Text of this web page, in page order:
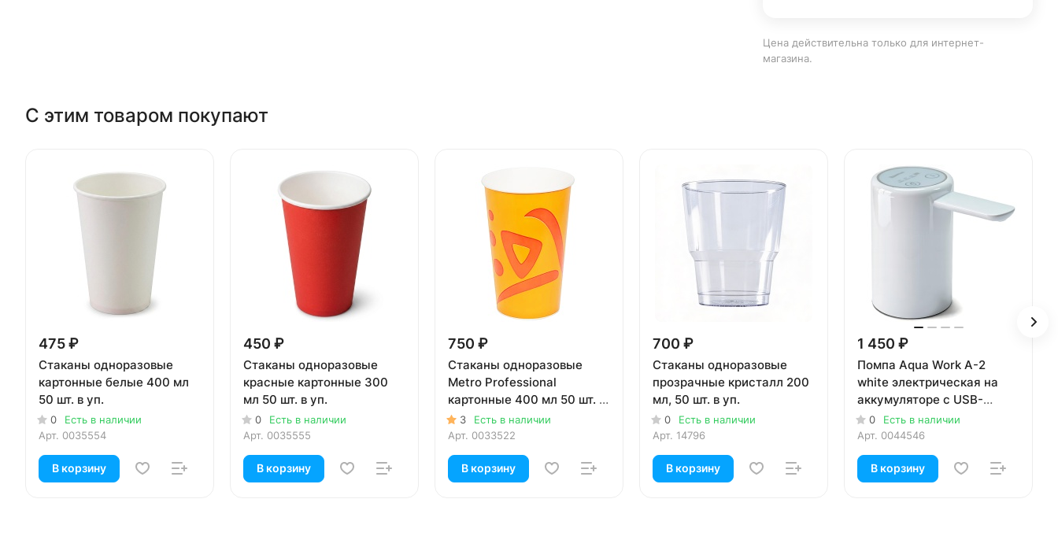
Цена действительна только для интернет-
магазина.
С этим товаром покупают
475 ₽
Стаканы одноразовые
картонные белые 400 мл
50 шт. в уп.
0
Есть в наличии
Арт. 0035554
В корзину
450 ₽
Стаканы одноразовые
красные картонные 300
мл 50 шт. в уп.
0
Есть в наличии
Арт. 0035555
В корзину
750 ₽
Стаканы одноразовые
Metro Professional
картонные 400 мл 50 шт. в
уп.
3
Есть в наличии
Арт. 0033522
В корзину
700 ₽
Стаканы одноразовые
прозрачные кристалл 200
мл, 50 шт. в уп.
0
Есть в наличии
Арт. 14796
В корзину
1 450 ₽
Помпа Aqua Work A-2
white электрическая на
аккумуляторе с USB-
адаптером для 19л
бутылей (в коробке)
0
Есть в наличии
Арт. 0044546
В корзину